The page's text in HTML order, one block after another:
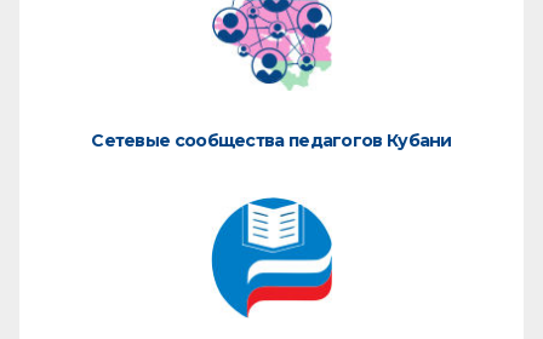
Сетевые сообщества педагогов Кубани